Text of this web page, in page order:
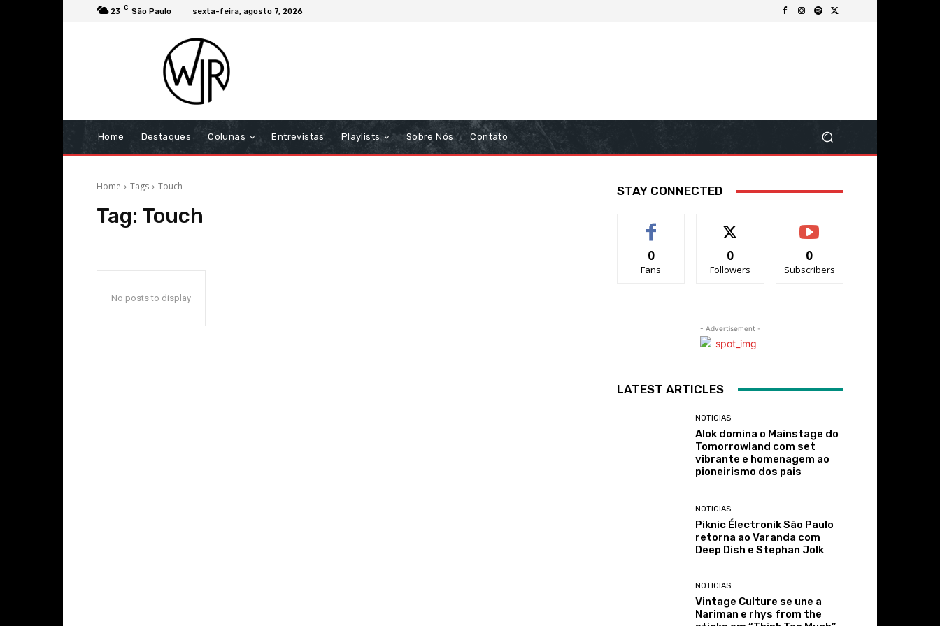
23 C São Paulo sexta-feira, agosto 7, 2026
Home Destaques Colunas Entrevistas Playlists Sobre Nós Contato
Home Tags Touch
Tag: Touch
No posts to display
STAY CONNECTED
0
Fans
0
Followers
0
Subscribers
- Advertisement -
LATEST ARTICLES
NOTICIAS
Alok domina o Mainstage do
Tomorrowland com set
vibrante e homenagem ao
pioneirismo dos pais
NOTICIAS
Piknic Électronik São Paulo
retorna ao Varanda com
Deep Dish e Stephan Jolk
NOTICIAS
Vintage Culture se une a
Nariman e rhys from the